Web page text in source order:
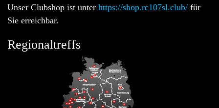
Unser Clubshop ist unter https://shop.rc107sl.club/ für
Sie erreichbar.
Regionaltreffs